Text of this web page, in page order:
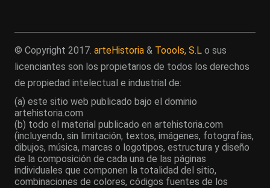
© Copyright 2017. arteHistoria & Toools, S.L o sus
licenciantes son los propietarios de todos los derechos
de propiedad intelectual e industrial de:
(a) este sitio web publicado bajo el dominio
artehistoria.com
(b) todo el material publicado en artehistoria.com
(incluyendo, sin limitación, textos, imágenes, fotografías,
dibujos, música, marcas o logotipos, estructura y diseño
de la composición de cada una de las páginas
individuales que componen la totalidad del sitio,
combinaciones de colores, códigos fuentes de los